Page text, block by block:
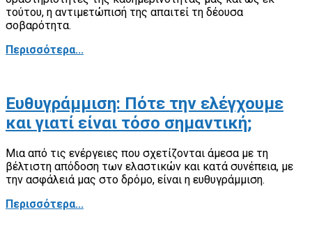
τούτου, η αντιμετώπισή της απαιτεί τη δέουσα
σοβαρότητα.
Περισσότερα...
Ευθυγράμμιση: Πότε την ελέγχουμε
και γιατί είναι τόσο σημαντική;
Μια από τις ενέργειες που σχετίζονται άμεσα με τη
βέλτιστη απόδοση των ελαστικών και κατά συνέπεια, με
την ασφάλειά μας στο δρόμο, είναι η ευθυγράμμιση.
Περισσότερα...